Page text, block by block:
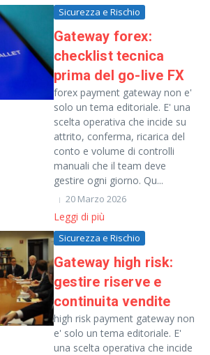
Sicurezza e Rischio
Gateway forex:
checklist tecnica
prima del go-live FX
forex payment gateway non e'
solo un tema editoriale. E' una
scelta operativa che incide su
attrito, conferma, ricarica del
conto e volume di controlli
manuali che il team deve
gestire ogni giorno. Qu...
20 Marzo 2026
Leggi di più
Sicurezza e Rischio
Gateway high risk:
gestire riserve e
continuita vendite
high risk payment gateway non
e' solo un tema editoriale. E'
una scelta operativa che incide